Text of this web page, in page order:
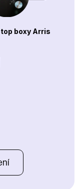
boxy Arris